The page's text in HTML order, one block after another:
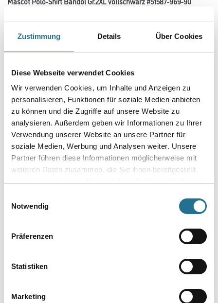
Zustimmung Details Über Cookies
Diese Webseite verwendet Cookies
Wir verwenden Cookies, um Inhalte und Anzeigen zu
personalisieren, Funktionen für soziale Medien anbieten
zu können und die Zugriffe auf unsere Website zu
analysieren. Außerdem geben wir Informationen zu Ihrer
Verwendung unserer Website an unsere Partner für
soziale Medien, Werbung und Analysen weiter. Unsere
Partner führen diese Informationen möglicherweise mit
weiteren Daten zusammen, die Sie ihnen bereitgestellt
Notwendig
Präferenzen
Statistiken
Marketing
Nacken sind mit einem weichem, gepolstertem Material
Rippenbündchen an den Ärmeln.
Größe
Farbtonbezeichnung
Umrechnungsfaktoren